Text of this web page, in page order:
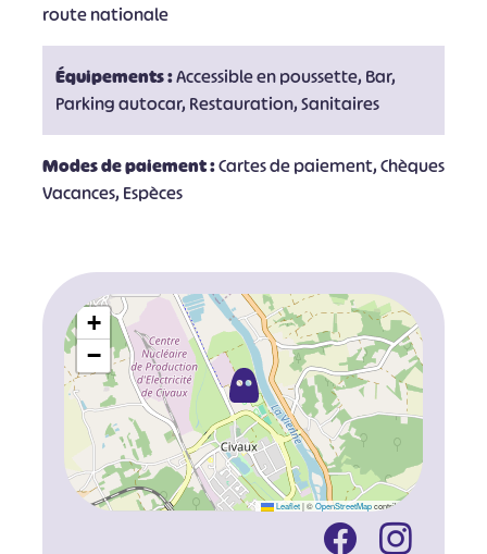
route nationale
Équipements :Accessible en poussette, Bar,
Parking autocar, Restauration, Sanitaires
Modes de paiement :Cartes de paiement, Chèques
Vacances, Espèces
+
−
Leaflet |©OpenStreetMapcontributors